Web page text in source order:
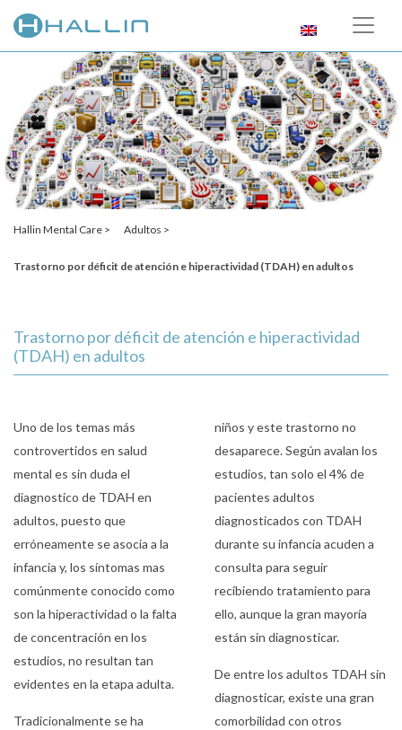
Hallin Mental Care > Adultos >
Trastorno por déficit de atención e hiperactividad (TDAH) en adultos
Trastorno por déficit de atención e hiperactividad
(TDAH) en adultos
Uno de los temas más
controvertidos en salud
mental es sin duda el
diagnostico de TDAH en
adultos, puesto que
erróneamente se asocia a la
infancia y, los síntomas mas
comúnmente conocido como
son la hiperactividad o la falta
de concentración en los
estudios, no resultan tan
evidentes en la etapa adulta.
Tradicionalmente se ha
niños y este trastorno no
desaparece. Según avalan los
estudios, tan solo el 4% de
pacientes adultos
diagnosticados con TDAH
durante su infancia acuden a
consulta para seguir
recibiendo tratamiento para
ello, aunque la gran mayoría
están sin diagnosticar.
De entre los adultos TDAH sin
diagnosticar, existe una gran
comorbilidad con otros